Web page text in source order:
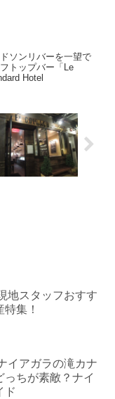
ソンリバーを一望で
トップバー「Le
Hotel
地スタッフおすす
集！
イアガラの滝カナ
っちが素敵？ナイ
ド